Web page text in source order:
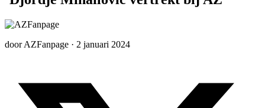
door AZFanpage · 2 januari 2024